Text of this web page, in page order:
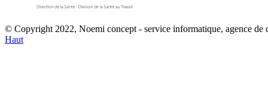
© Copyright 2022, Noemi concept - service informatique, agence
Haut